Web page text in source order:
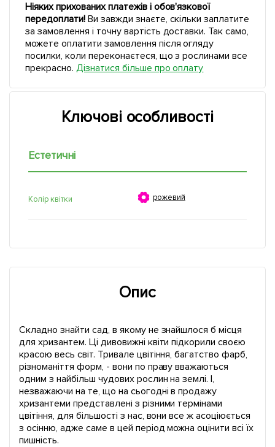
Ніяких прихованих платежів і обов'язкової
передоплати!Ви завжди знаєте, скільки заплатите
за замовлення і точну вартість доставки. Так само,
можете оплатити замовлення після огляду
посилки, коли переконаєтеся, що з рослинами все
прекрасно. Дізнатися більше про оплату
Ключові особливості
Естетичні
Колір квітки  рожевий
Опис
Складно знайти сад, в якому не знайшлося б місця
для хризантем. Ці дивовижні квіти підкорили своєю
красою весь світ. Тривале цвітіння, багатство фарб,
різноманіття форм, - вони по праву вважаються
одним з найбільш чудових рослин на землі. І,
незважаючи на те, що на сьогодні в продажу
хризантеми представлені з різними термінами
цвітіння, для більшості з нас, вони все ж асоціюється
з осінню, адже саме в цей період можна оцінити всі їх
пишність.